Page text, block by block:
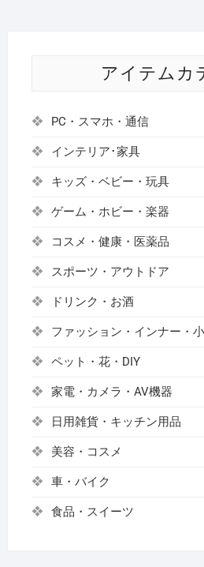
アイテムカ
PC・スマホ・通信
インテリア･家具
キッズ・ベビー・玩具
ゲーム・ホビー・楽器
コスメ・健康・医薬品
スポーツ・アウトドア
ドリンク・お酒
ファッション・インナー・
ペット・花・DIY
家電・カメラ・AV機器
日用雑貨・キッチン用品
美容・コスメ
車・バイク
食品・スイーツ